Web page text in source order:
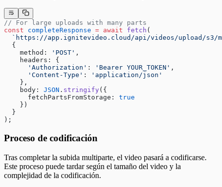
// For large uploads with many parts
const completeResponse = await fetch (
`https://app.ignitevideo.cloud/api/videos/upload/s3/
  {
    method:
'POST' ,
    headers: {
      'Authorization'
: 'Bearer YOUR_TOKEN' ,
      'Content-Type'
:
'application/json'
    },
    body:
JSON . stringify({
      fetchPartsFromStorage:
true
    })
  }
);
Proceso de codificación
Tras completar la subida multiparte, el video pasará a codificarse.
Este proceso puede tardar según el tamaño del video y la
complejidad de la codificación.